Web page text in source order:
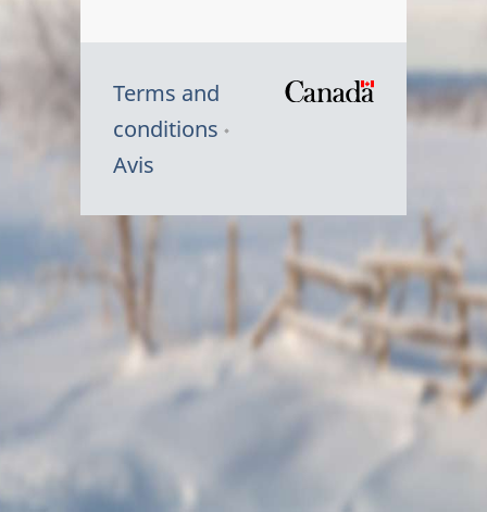
Terms and
conditions
Avis
Symbole
Canada